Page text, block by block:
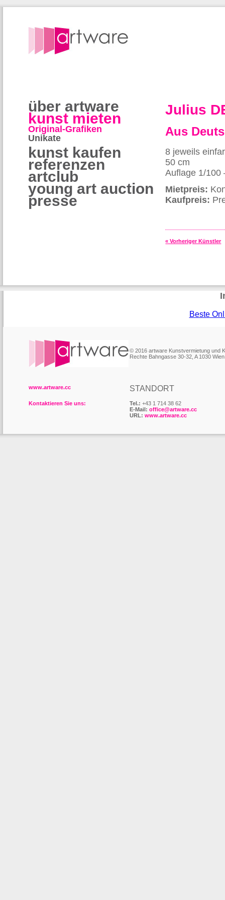
über artware
kunst mieten
Original-Grafiken
Unikate
kunst kaufen
referenzen
artclub
young art auction
presse
Julius
Aus
8 jeweils
50 cm
Auflage 1/100
Mietpreis:
Kaufpreis:
« Vorheriger Künstler
Beste
© 2016 artware Kunstvermietung und
Rechte Bahngasse 30-32, A 1030 Wien
www.artware.cc STANDORT
Kontaktieren Sie uns: Tel.: +43 1 714 38 62
E-Mail: office@artware.cc
URL: www.artware.cc